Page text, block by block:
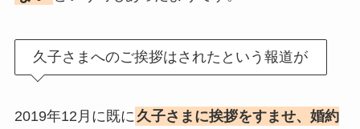
久子さまへのご挨拶はされたという報道が
2019年12月に既に 久子さまに挨拶をすませ、婚約